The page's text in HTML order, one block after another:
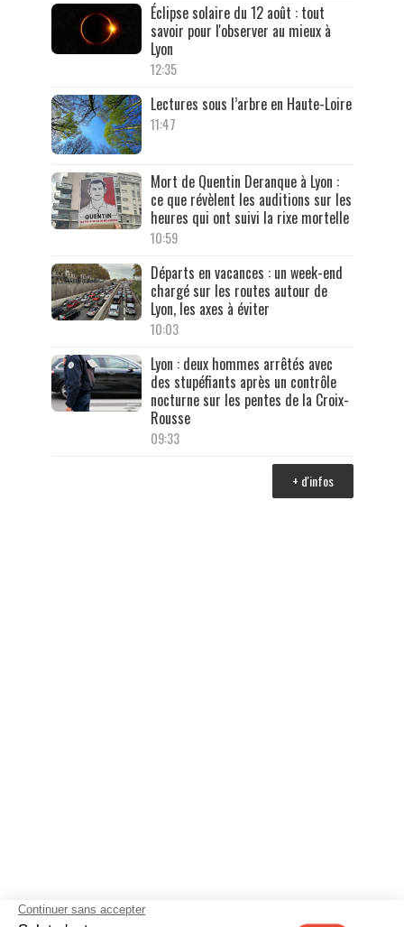
Éclipse solaire du 12 août : tout
savoir pour l'observer au mieux à
Lyon
12:35
Lectures sous l’arbre en Haute-Loire
11:47
Mort de Quentin Deranque à Lyon :
ce que révèlent les auditions sur les
heures qui ont suivi la rixe mortelle
10:59
Départs en vacances : un week-end
chargé sur les routes autour de
Lyon, les axes à éviter
10:03
Lyon : deux hommes arrêtés avec
des stupéfiants après un contrôle
nocturne sur les pentes de la Croix-
Rousse
09:33
+ d'infos